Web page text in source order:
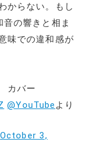
からない。もし
の響きと相ま
味での違和感が
カバー
@YouTube より
October 3,